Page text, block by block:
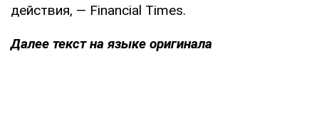
действия, — Financial Times.
Далее текст на языке оригинала